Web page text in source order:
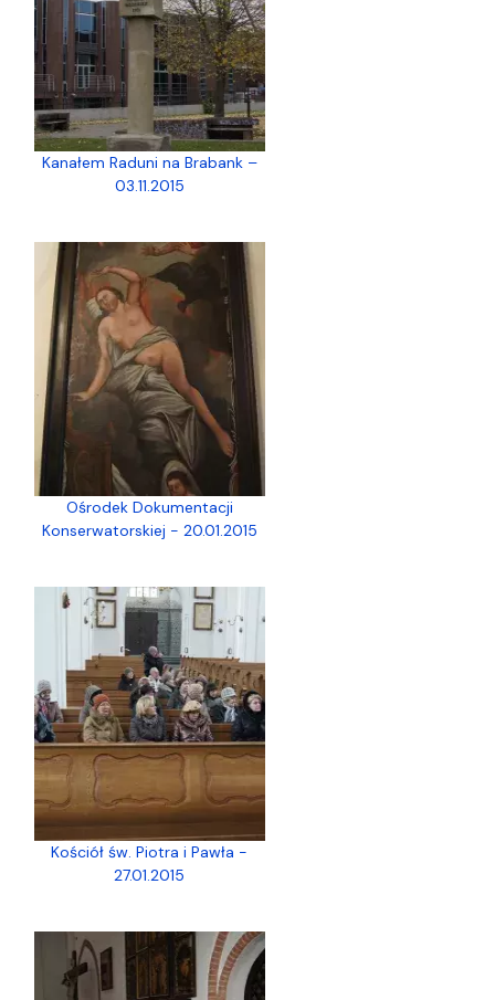
Kanałem Raduni na Brabank –
03.11.2015
Ośrodek Dokumentacji
Konserwatorskiej - 20.01.2015
Kościół św. Piotra i Pawła -
27.01.2015